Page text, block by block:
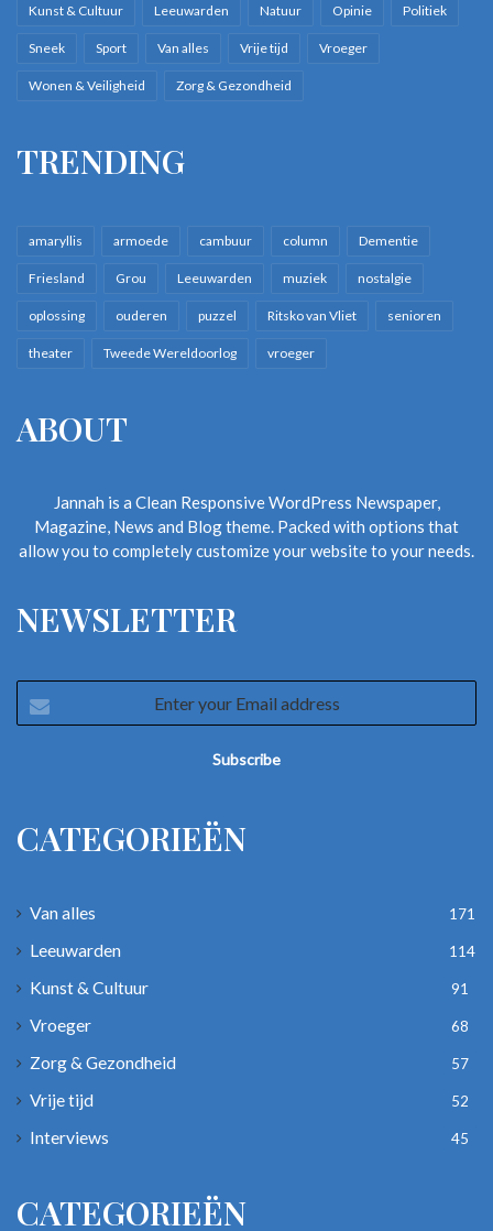
Kunst & Cultuur Leeuwarden Natuur Opinie Politiek
Sneek Sport Van alles Vrije tijd Vroeger
Wonen & Veiligheid Zorg & Gezondheid
TRENDING
amaryllis armoede cambuur column Dementie
Friesland Grou Leeuwarden muziek nostalgie
oplossing ouderen puzzel Ritsko van Vliet senioren
theater Tweede Wereldoorlog vroeger
ABOUT
Jannah is a Clean Responsive WordPress Newspaper,
Magazine, News and Blog theme. Packed with options that
allow you to completely customize your website to your needs.
NEWSLETTER
your
CATEGORIEËN
Van alles 171
Leeuwarden 114
Kunst & Cultuur 91
Vroeger 68
Zorg & Gezondheid 57
Vrije tijd 52
Interviews 45
CATEGORIEËN